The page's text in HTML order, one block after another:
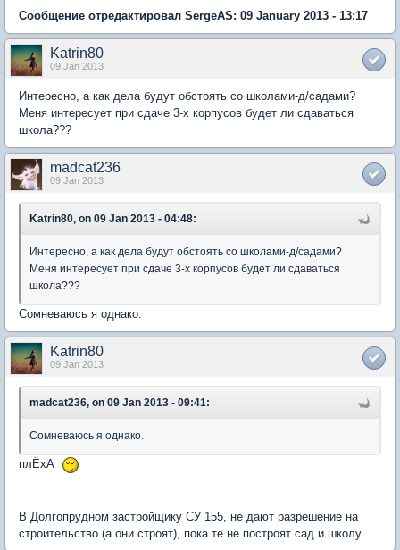
Сообщение отредактировал SergeAS: 09 January 2013 - 13:17
Katrin80
09 Jan 2013
Интересно, а как дела будут обстоять со школами-д/садами?
Меня интересует при сдаче 3-х корпусов будет ли сдаваться
школа???
madcat236
09 Jan 2013
Katrin80, on 09 Jan 2013 - 04:48:
Интересно, а как дела будут обстоять со школами-д/садами?
Меня интересует при сдаче 3-х корпусов будет ли сдаваться
школа???
Сомневаюсь я однако.
Katrin80
09 Jan 2013
madcat236, on 09 Jan 2013 - 09:41:
Сомневаюсь я однако.
плЁхА
В Долгопрудном застройщику СУ 155, не дают разрешение на
строительство (а они строят), пока те не построят сад и школу.